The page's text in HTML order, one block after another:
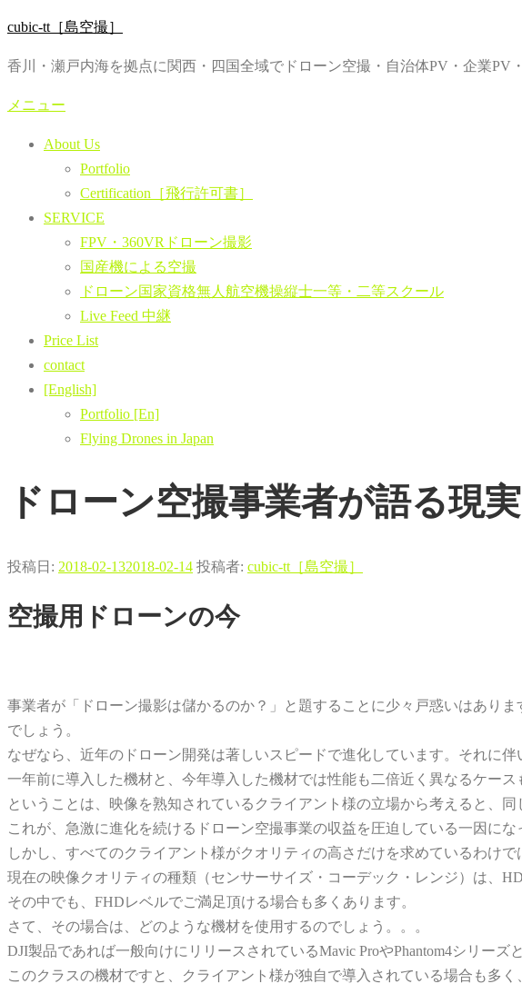
コ
テ
ン
cubic-tt［島空撮］
香川・瀬戸内海を拠点に関西・四国全域でドローン空撮・自治体PV・企業PV
メニュー
About Us
Portfolio
Certification［飛行許可書］
SERVICE
FPV・360VRドローン撮影
国産機による空撮
ドローン国家資格無人航空機操縦士一等・二等スクール
Live Feed 中継
Price List
contact
[English]
Portfolio [En]
Flying Drones in Japan
ドローン空撮事業者が語る
投稿日: 2018-02-132018-02-14 投稿者: cubic-tt［島空撮］
空撮用ドローンの今
事業者が「ドローン撮影は儲かるのか？」と題することに少々戸惑いはあり
でしょう。
なぜなら、近年のドローン開発は著しいスピードで進化しています。それに伴
一年前に導入した機材と、今年導入した機材では性能も二倍近く異なるケース
ということは、映像を熟知されているクライアント様の立場から考えると、
これが、急激に進化を続けるドローン空撮事業の収益を圧迫している一因にな
しかし、すべてのクライアント様がクオリティの高さだけを求めているわけで
現在の映像クオリティの種類（センサーサイズ・コーデック・レンジ）は、
その中でも、FHDレベルでご満足頂ける場合も多くあります。
さて、その場合は、どのような機材を使用するのでしょう。。。
DJI製品であれば一般向けにリリースされているMavic ProやPhantom4シリー
このクラスの機材ですと、クライアント様が独自で導入されている場合も多